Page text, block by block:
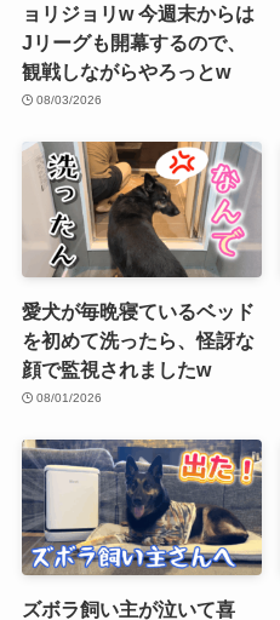
ョリジョリw 今週末からは
Jリーグも開幕するので、
観戦しながらやろっとw
08/03/2026
愛犬が毎晩寝ているベッド
を初めて洗ったら、怪訝な
顔で監視されましたw
08/01/2026
ズボラ飼い主が泣いて喜